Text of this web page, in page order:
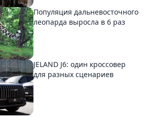
Популяция дальневосточного
леопарда выросла в 6 раз
JELAND J6: один кроссовер
для разных сценариев